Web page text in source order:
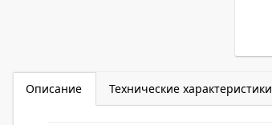
Описание Технические характеристики